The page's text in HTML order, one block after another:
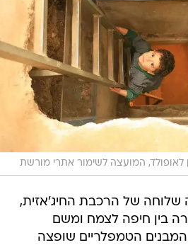
של הרכבת החיג'אזית,
ב- 1905 וחיברה בין חיפה לצמח ומשם
הטמפלריים שופצה